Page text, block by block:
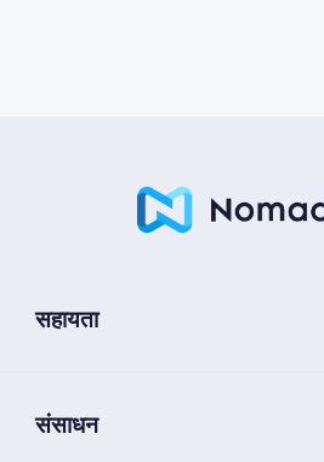
सहायता
संसाधन